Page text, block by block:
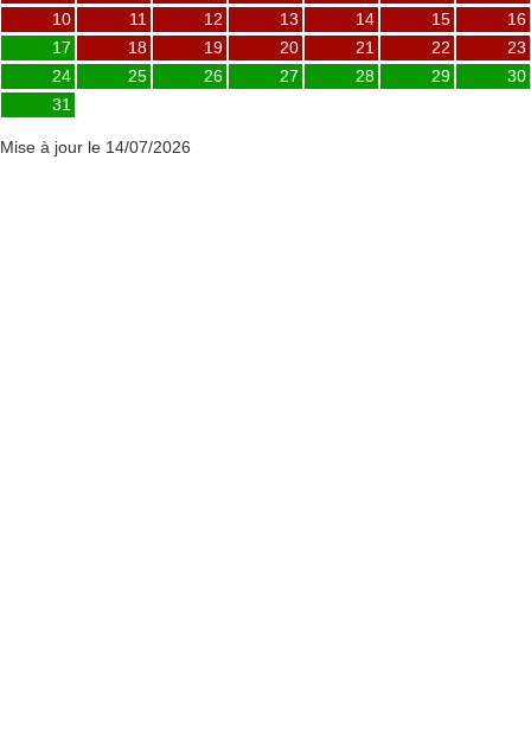
10
11 12 13 14 15
16
17
18 19 20 21 22
23
24
25 26 27 28 29
30
31
Mise à jour le 14/07/2026